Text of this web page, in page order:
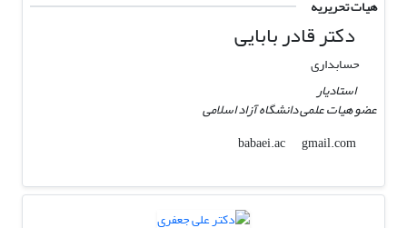
هیات تحریریه
دکتر قادر بابایی
حسابداری
استادیار
عضو هیات علمی دانشگاه آزاد اسلامی
babaei.ac
gmail.com